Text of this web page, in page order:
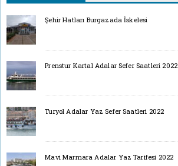
Şehir Hatları Burgazada İskelesi
Prenstur Kartal Adalar Sefer Saatleri 2022
Turyol Adalar Yaz Sefer Saatleri 2022
Mavi Marmara Adalar Yaz Tarifesi 2022